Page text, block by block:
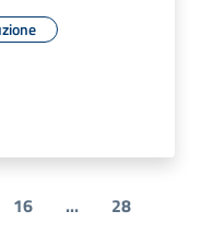
16 ... 28